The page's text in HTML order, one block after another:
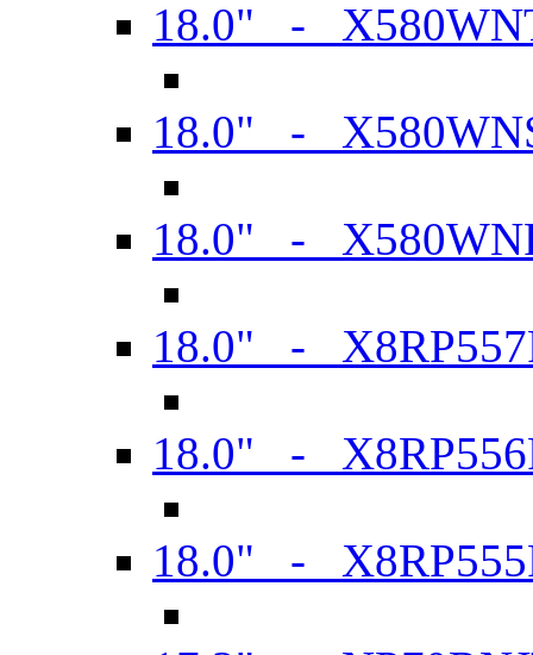
18.0" -
18.0" -
18.0" -
18.0" -
18.0" -
18.0" -